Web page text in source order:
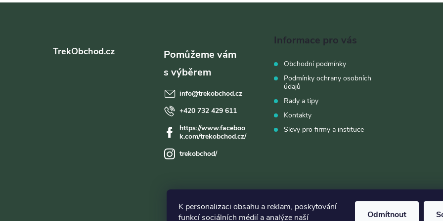
K personalizaci obsahu a reklam, poskytování
funkcí sociálních médií a analýze naší
Odmítnout
TrekObchod.cz
info@trekobchod.cz
+420 732 429 611
https://www.faceboo
k.com/trekobchod.cz/
trekobchod/
Informace pro vás
Obchodní podmínky
Podmínky ochrany osobních
údajů
Rady a tipy
Kontakty
Slevy pro firmy a instituce